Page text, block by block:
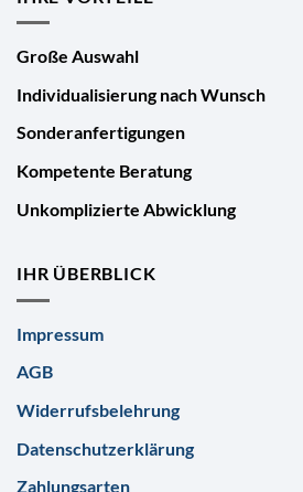
Große Auswahl
Individualisierung nach Wunsch
Sonderanfertigungen
Kompetente Beratung
Unkomplizierte Abwicklung
IHR ÜBERBLICK
Impressum
AGB
Widerrufsbelehrung
Datenschutzerklärung
Zahlungsarten